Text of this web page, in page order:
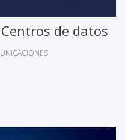
de datos